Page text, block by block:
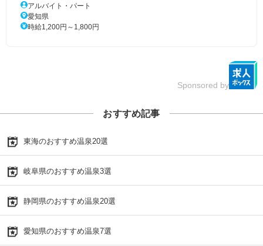
アルバイト・パート
愛知県
時給1,200円～1,800円
Sponsored by
おすすめ記事
東海のおすすめ温泉20選
岐阜県のおすすめ温泉3選
静岡県のおすすめ温泉20選
愛知県のおすすめ温泉7選